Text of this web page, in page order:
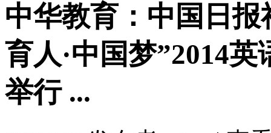
中华教育：中国日报
育人·中国梦”2014
举行 ...